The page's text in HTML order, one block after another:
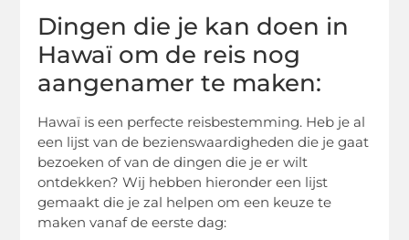
Dingen die je kan doen in
Hawaï om de reis nog
aangenamer te maken:
Hawaï is een perfecte reisbestemming. Heb je al
een lijst van de bezienswaardigheden die je gaat
bezoeken of van de dingen die je er wilt
ontdekken? Wij hebben hieronder een lijst
gemaakt die je zal helpen om een keuze te
maken vanaf de eerste dag: